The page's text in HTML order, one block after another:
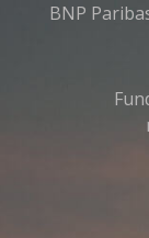
BNP